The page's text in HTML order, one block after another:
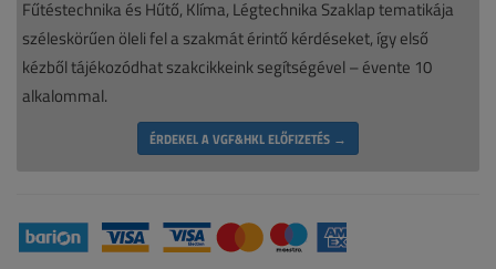
Fűtéstechnika és Hűtő, Klíma, Légtechnika Szaklap tematikája
széleskörűen öleli fel a szakmát érintő kérdéseket, így első
kézből tájékozódhat szakcikkeink segítségével – évente 10
alkalommal.
ÉRDEKEL A VGF&HKL ELŐFIZETÉS →